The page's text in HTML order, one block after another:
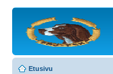
Etusivu